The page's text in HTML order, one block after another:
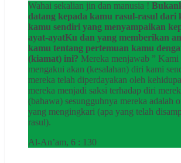
Wahai sekalian jin dan manusia !
datang kepada kamu rasul-rasul dari
kamu sendiri yang menyampaikan
ayat-ayatKu dan yang memberikan
kamu tentang pertemuan kamu
(kiamat) ini? Mereka menjawab ” Kami
mengakui akan (kesalahan) diri kami
mereka telah diperdayakan oleh
mereka menjadi saksi terhadap diri
(bahawa) sesungguhnya mereka adalah
yang mengingkari (apa yang telah
rasul).
Al-An’am, 6 : 130